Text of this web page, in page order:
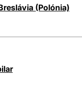
(Polónia)